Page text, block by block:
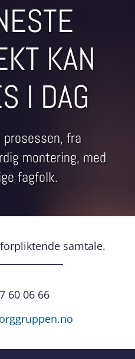
KAN
I DAG
fra
montering, med
fagfolk.
samtale.
60 06 66